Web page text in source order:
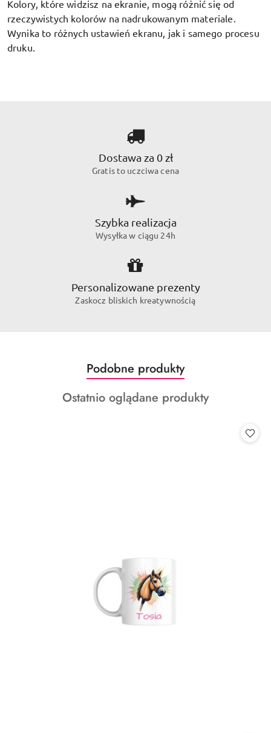
Kolory, które widzisz na ekranie, mogą różnić się od
rzeczywistych kolorów na nadrukowanym materiale.
Wynika to różnych ustawień ekranu, jak i samego procesu
druku.
Dostawa za 0 zł
Gratis to uczciwa cena
Szybka realizacja
Wysyłka w ciągu 24h
Personalizowane prezenty
Zaskocz bliskich kreatywnością
Pomiń karuzelę produktów
Produkty
o
statusie:
Podobne produkty
Produkty
Ostatnio oglądane produkty